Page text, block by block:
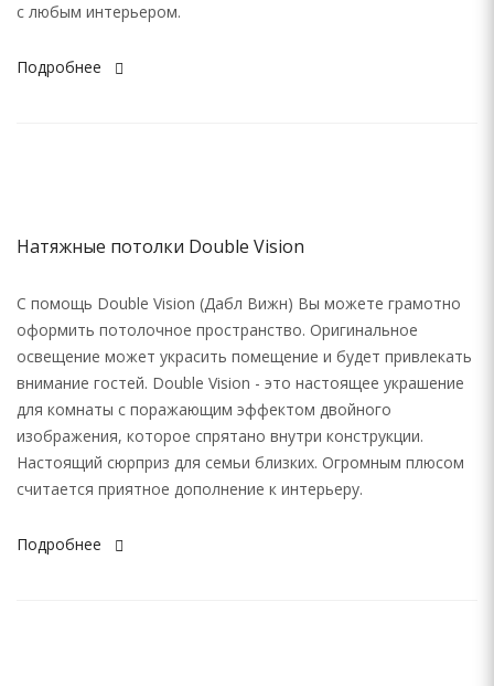
с любым интерьером.
Подробнее
Натяжные потолки Double Vision
С помощь Double Vision (Дабл Вижн) Вы можете грамотно
оформить потолочное пространство. Оригинальное
освещение может украсить помещение и будет привлекать
внимание гостей. Double Vision - это настоящее украшение
для комнаты с поражающим эффектом двойного
изображения, которое спрятано внутри конструкции.
Настоящий сюрприз для семьи близких. Огромным плюсом
считается приятное дополнение к интерьеру.
Подробнее